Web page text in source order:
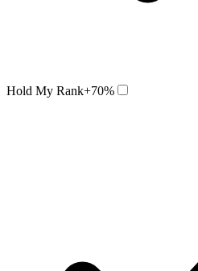
Hold My Rank+70%